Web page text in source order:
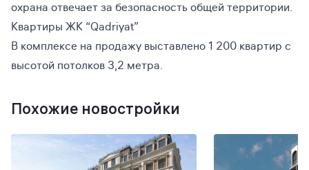
охрана отвечает за безопасность общей территории.
Квартиры ЖК “Qadriyat”
В комплексе на продажу выставлено 1 200 квартир с
высотой потолков 3,2 метра.
Похожие новостройки